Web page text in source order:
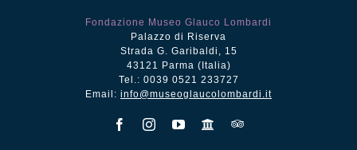
Fondazione Museo Glauco Lombardi
Palazzo di Riserva
Strada G. Garibaldi, 15
43121 Parma (Italia)
Tel.: 0039 0521 233727
Email: info@museoglaucolombardi.it